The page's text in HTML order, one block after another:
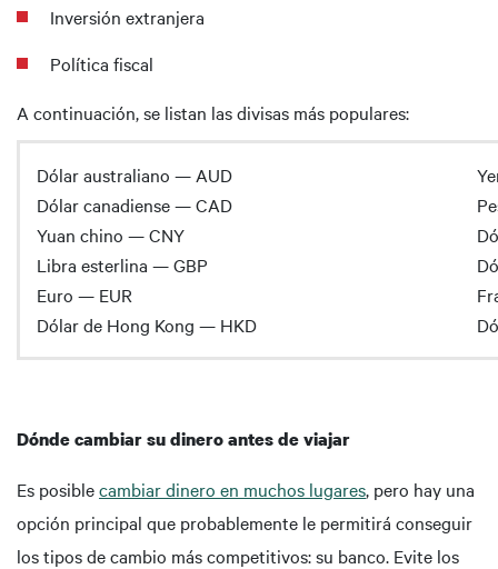
Inversión extranjera
Política fiscal
A continuación, se listan las divisas más populares:
Dólar australiano — AUD
Dólar canadiense — CAD
Yuan chino — CNY
Libra esterlina — GBP
Euro — EUR
Dólar de Hong Kong — HKD
Dónde cambiar su dinero antes de viajar
Es posiblecambiar dinero en muchos lugares, pero hay una
opción principal que probablemente le permitirá conseguir
los tipos de cambio más competitivos: su banco. Evite los